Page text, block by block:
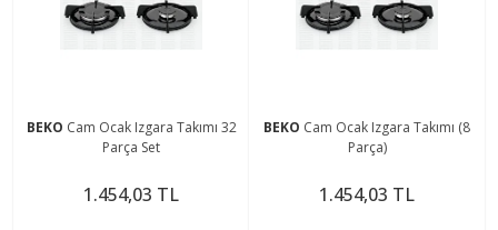
BEKO Cam Ocak Izgara Takımı 32
Parça Set
1.454,03 TL
BEKO Cam Ocak Izgara Takımı (8
Parça)
1.454,03 TL